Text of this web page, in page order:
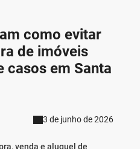
como evitar
de imóveis
casos em Santa
3 de junho de 2026
venda e aluguel de